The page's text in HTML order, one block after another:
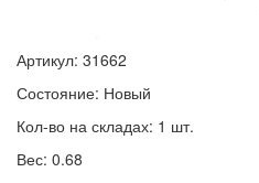
Артикул: 31662
Состояние: Новый
Кол-во на складах: 1 шт.
Вес: 0.68